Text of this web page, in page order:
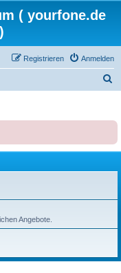
( yourfone.de
Anmelden
Registrieren
e
Angebote.